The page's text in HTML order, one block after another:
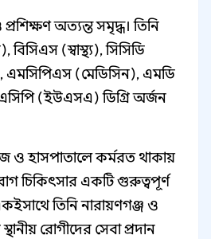
অত্যন্ত সমৃদ্ধ। তিনি
(স্বাস্থ্য), সিসিডি
(মেডিসিন), এমডি
(ইউএসএ) ডিগ্রি অর্জন
ও হাসপাতালে কর্মরত থাকায়
চিকিৎসার একটি গুরুত্বপূর্ণ
তিনি নারায়ণগঞ্জ ও
রোগীদের সেবা প্রদান